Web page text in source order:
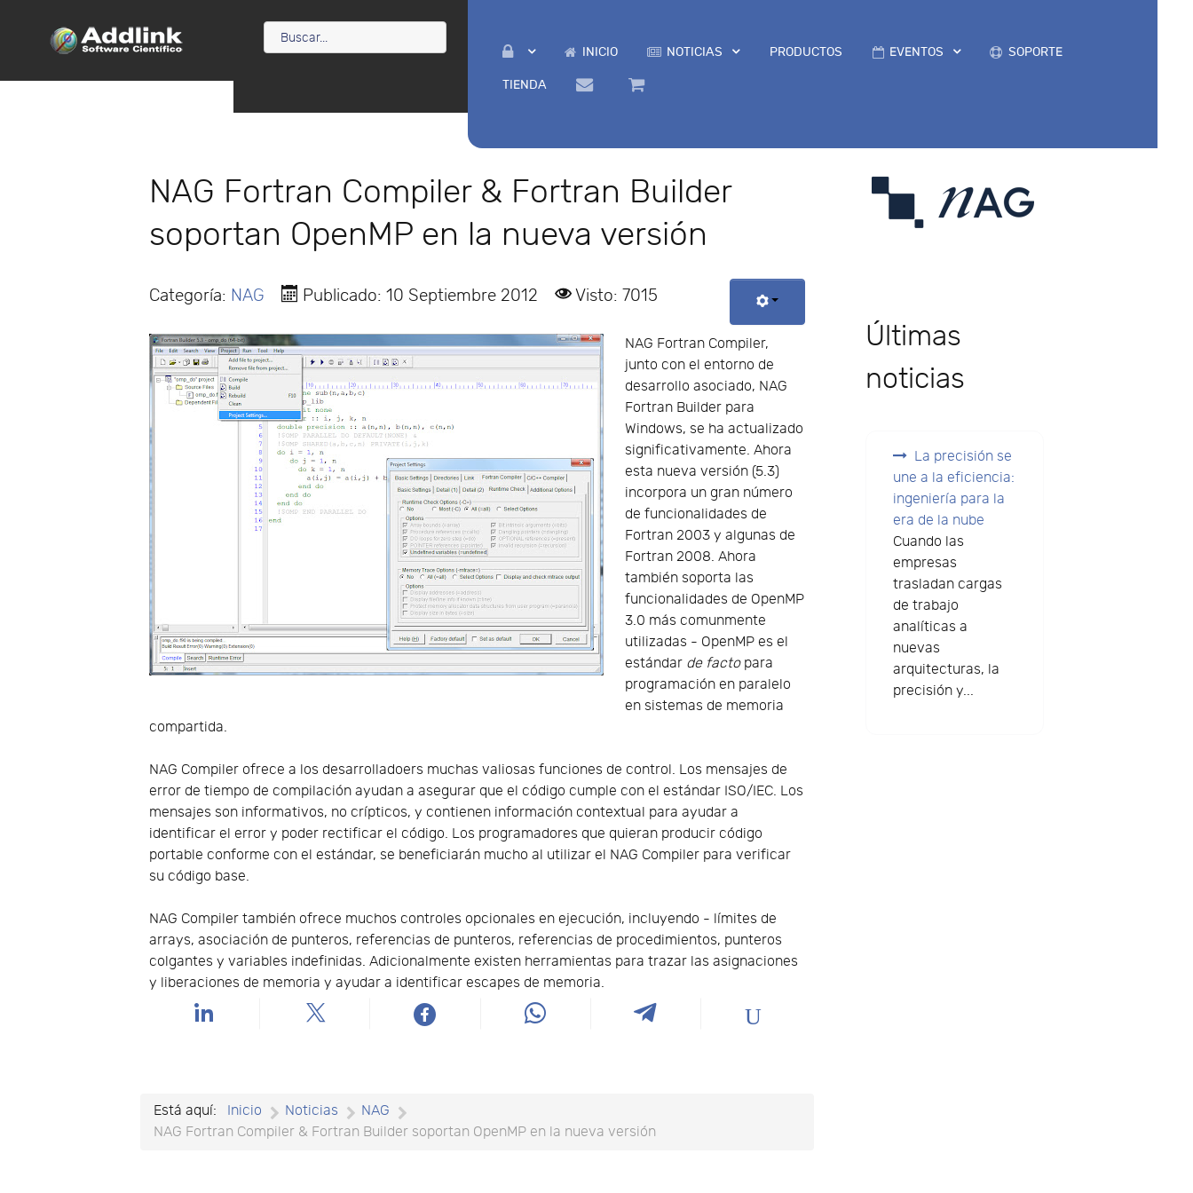
INICIO NOTICIAS PRODUCTOS EVENTOS SOPORTE
TIENDA
NAG Fortran Compiler & Fortran Builder
soportan OpenMP en la nueva versión
Categoría: NAG Publicado: 10 Septiembre 2012 Visto: 7015
NAG Fortran Compiler,
junto con el entorno de
desarrollo asociado, NAG
Fortran Builder para
Windows, se ha actualizado
significativamente. Ahora
esta nueva versión (5.3)
incorpora un gran número
de funcionalidades de
Fortran 2003 y algunas de
Fortran 2008. Ahora
también soporta las
funcionalidades de OpenMP
3.0 más comunmente
utilizadas - OpenMP es el
estándar de factopara
programación en paralelo
en sistemas de memoria
compartida.
NAG Compiler ofrece a los desarrolladoers muchas valiosas funciones de control. Los mensajes de
error de tiempo de compilación ayudan a asegurar que el código cumple con el estándar ISO/IEC. Los
mensajes son informativos, no crípticos, y contienen información contextual para ayudar a
identificar el error y poder rectificar el código. Los programadores que quieran producir código
portable conforme con el estándar, se beneficiarán mucho al utilizar el NAG Compiler para verificar
su código base.
NAG Compiler también ofrece muchos controles opcionales en ejecución, incluyendo - límites de
arrays, asociación de punteros, referencias de punteros, referencias de procedimientos, punteros
colgantes y variables indefinidas. Adicionalmente existen herramientas para trazar las asignaciones
y liberaciones de memoria y ayudar a identificar escapes de memoria.
Está aquí: Inicio Noticias
NAG
NAG Fortran Compiler & Fortran Builder soportan OpenMP en la nueva versión
Últimas
noticias
La precisión se
une a la eficiencia:
ingeniería para la
era de la nube
Cuando las
empresas
trasladan cargas
de trabajo
analíticas a
nuevas
arquitecturas, la
precisión y...